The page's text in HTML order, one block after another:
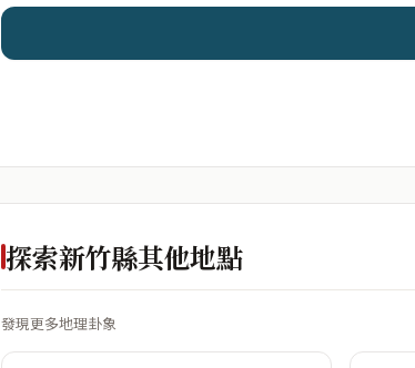
探索新竹縣其他地點
發現更多地理卦象